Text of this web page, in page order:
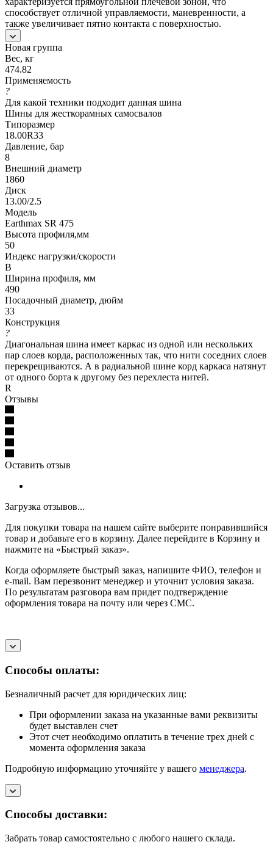
способствует отличной управляемости, маневренности, а
также увеличивает пятно контакта с поверхностью.
Новая группа
Вес, кг
474.82
Применяемость
?
Для какой техники подходит данная шина
Шины для жесткорамных самосвалов
Типоразмер
18.00R33
Давление, бар
8
Внешний диаметр
1860
Диск
13.00/2.5
Модель
Earthmax SR 475
Высота профиля,мм
50
Индекс нагрузки/скорости
B
Ширина профиля, мм
490
Посадочный диаметр, дюйм
33
Конструкция
?
Диагональная шина имеет каркас из одной или нескольких
пар слоев корда, расположенных так, что нити соседних слоев
перекрещиваются. А в радиальной шине корд каркаса натянут
от одного борта к другому без перехлеста нитей.
R
Отзывы
Оставить отзыв
Загрузка отзывов...
Для покупки товара на нашем сайте выберите понравившийся
товар и добавьте его в корзину. Далее перейдите в Корзину и
нажмите на «Быстрый заказ».
Когда оформляете быстрый заказ, напишите ФИО, телефон и
e-mail. Вам перезвонит менеджер и уточнит условия заказа.
По результатам разговора вам придет подтверждение
оформления товара на почту или через СМС.
Способы оплаты:
Безналичный расчет для юридических лиц:
При оформлении заказа на указанные вами реквизиты
будет выставлен счет
Этот счет необходимо оплатить в течение трех дней с
момента оформления заказа
Подробную информацию уточняйте у вашего менеджера.
Способы доставки:
Забрать товар самостоятельно с любого нашего склада.